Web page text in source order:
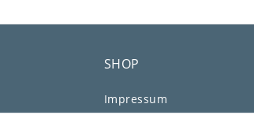
SHOP
Impressum